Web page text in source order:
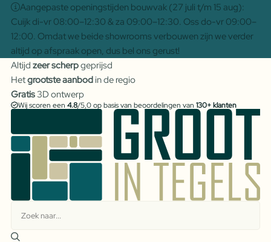
Aangepaste openingstijden bouwvak (27 juli t/m 15 aug):
Cuijk di-vr 08:00–12:30 & za 09:00–12:30. Oss do-vr 09:00–
12:00. Omdat we beide showrooms verbouwen zijn we verder
altijd op afspraak open, dus bel ons gerust!
Altijd zeer scherpgeprijsd
Hetgrootste aanbodin de regio
Gratis3D ontwerp
Wij scoren een 4.8/5,0 op basis van beoordelingen van 130+ klanten